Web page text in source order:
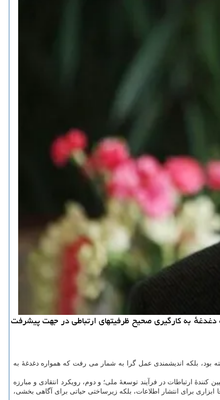
به کارگیری صحیح ظرفیتهای ارتباطی در جهت پیشرفت
بود، بلکه اندیشمندی عمل گرا به شمار می رفت که همواره دغدغهٔ به
ارتباطات در فرآیند توسعهٔ ملی؛ و دوم، رویکرد انتقادی و مبارزه
برای انتشار اطلاعات، بلکه زیرساختی حیاتی برای آگاهی بخشی،